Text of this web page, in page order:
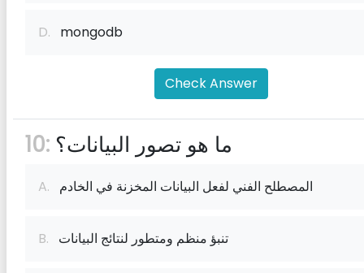
D. mongodb
Check Answer
10: ما هو تصور البيانات؟
A. المصطلح الفني لفعل البيانات المخزنة في الخادم
B. تنبؤ منظم ومتطور لنتائج البيانات